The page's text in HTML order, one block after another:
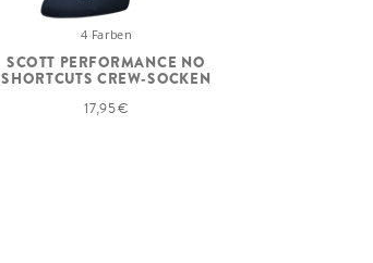
4 Farben
SCOTT PERFORMANCE NO
SHORTCUTS CREW-SOCKEN
17,95 €